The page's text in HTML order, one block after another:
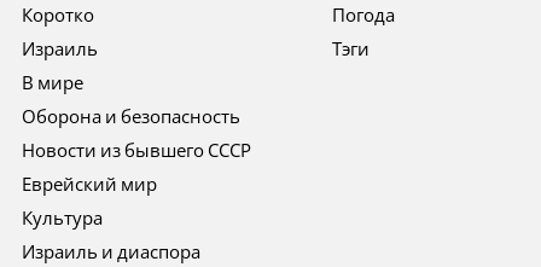
Коротко
Израиль
В мире
Оборона и безопасность
Новости из бывшего СССР
Еврейский мир
Культура
Израиль и диаспора
Погода
Тэги